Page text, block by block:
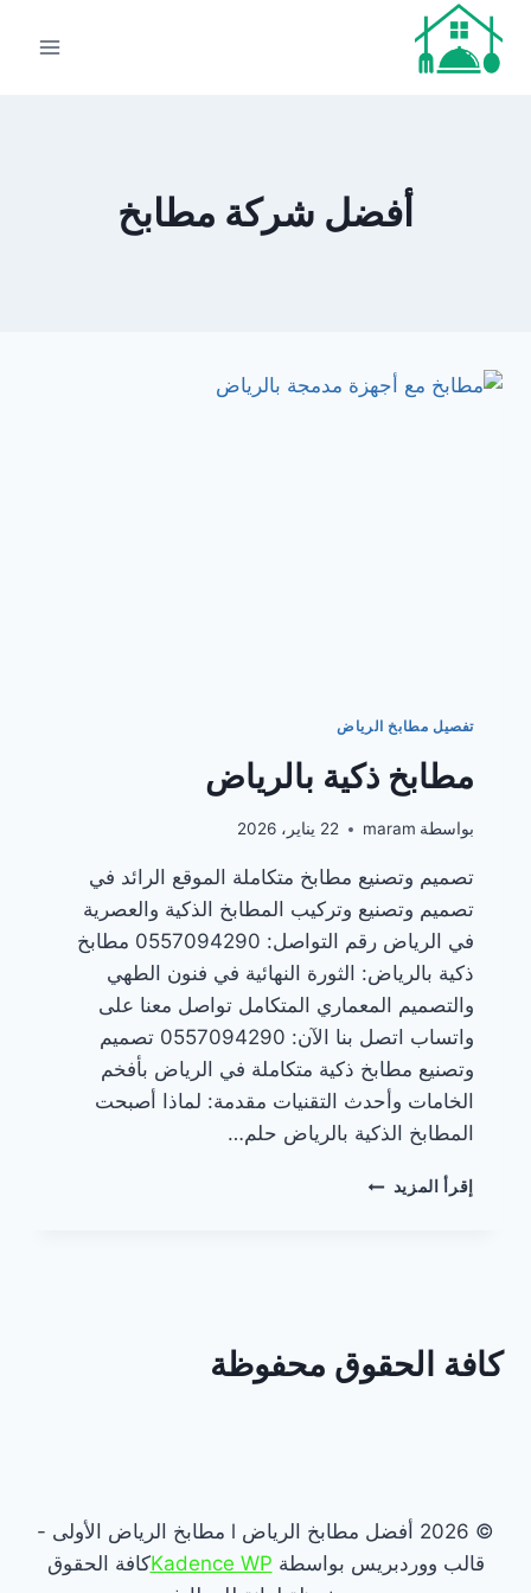
التجاوز
المحتوى
أفضل شركة مطابخ
تفصيل مطابخ الرياض
مطابخ ذكية بالرياض
بواسطة maram 22 يناير، 2026
تصميم وتصنيع مطابخ متكاملة الموقع الرائد في
تصميم وتصنيع وتركيب المطابخ الذكية والعصرية
في الرياض رقم التواصل: 0557094290 مطابخ
ذكية بالرياض: الثورة النهائية في فنون الطهي
والتصميم المعماري المتكامل تواصل معنا على
واتساب اتصل بنا الآن: 0557094290 تصميم
وتصنيع مطابخ ذكية متكاملة في الرياض بأفخم
الخامات وأحدث التقنيات مقدمة: لماذا أصبحت
المطابخ الذكية بالرياض حلم…
إقرأ المزيد مطابخ
كافة الحقوق محفوظة
© 2026 أفضل مطابخ الرياض l مطابخ الرياض الأولى -
قالب ووردبريس بواسطة Kadence WPكافة الحقوق